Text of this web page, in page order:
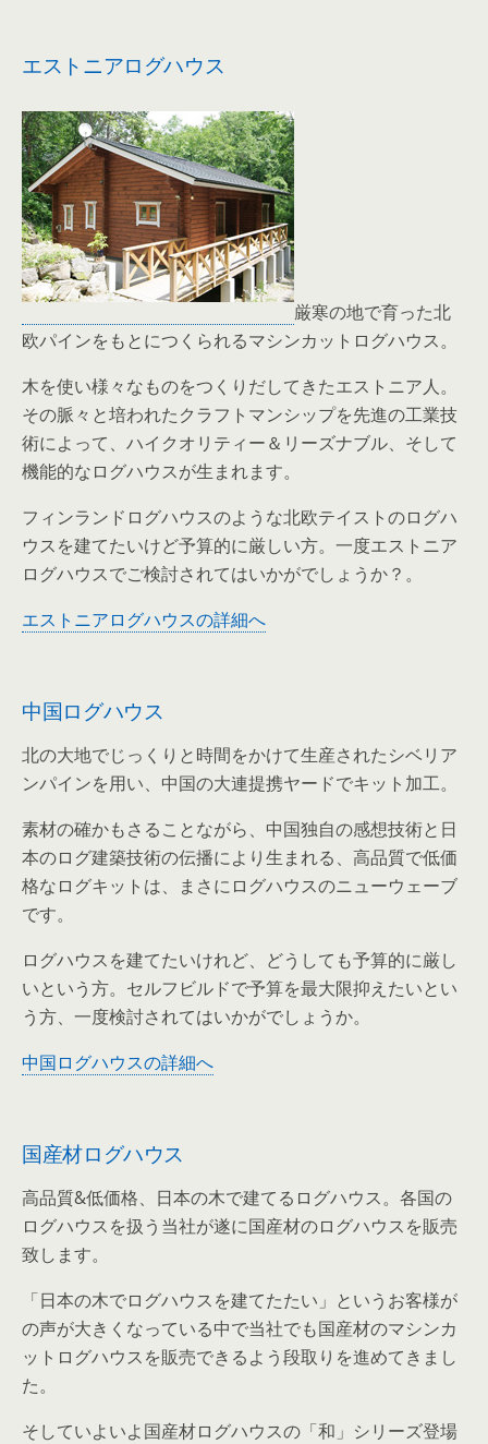
エストニアログハウス
厳寒の地で育った北
欧パインをもとにつくられるマシンカットログハウス。
木を使い様々なものをつくりだしてきたエストニア人。
その脈々と培われたクラフトマンシップを先進の工業技
術によって、ハイクオリティー＆リーズナブル、そして
機能的なログハウスが生まれます。
フィンランドログハウスのような北欧テイストのログハ
ウスを建てたいけど予算的に厳しい方。一度エストニア
ログハウスでご検討されてはいかがでしょうか？。
エストニアログハウスの詳細へ
中国ログハウス
北の大地でじっくりと時間をかけて生産されたシベリア
ンパインを用い、中国の大連提携ヤードでキット加工。
素材の確かもさることながら、中国独自の感想技術と日
本のログ建築技術の伝播により生まれる、高品質で低価
格なログキットは、まさにログハウスのニューウェーブ
です。
ログハウスを建てたいけれど、どうしても予算的に厳し
いという方。セルフビルドで予算を最大限抑えたいとい
う方、一度検討されてはいかがでしょうか。
中国ログハウスの詳細へ
国産材ログハウス
高品質&低価格、日本の木で建てるログハウス。各国の
ログハウスを扱う当社が遂に国産材のログハウスを販売
致します。
「日本の木でログハウスを建てたたい」というお客様が
の声が大きくなっている中で当社でも国産材のマシンカ
ットログハウスを販売できるよう段取りを進めてきまし
た。
そしていよいよ国産材ログハウスの「和」シリーズ登場